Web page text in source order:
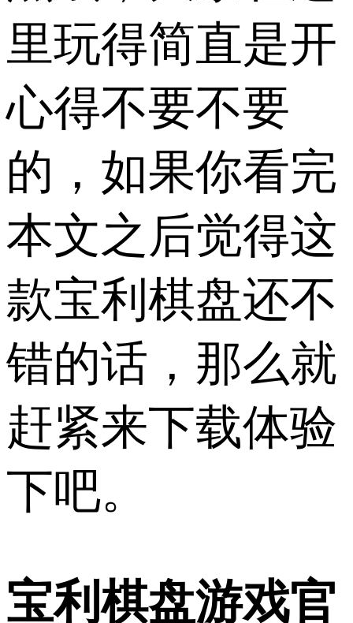
里玩得简直是开
心得不要不要
的，如果你看完
本文之后觉得这
款宝利棋盘还不
错的话，那么就
赶紧来下载体验
下吧。
宝利棋盘游戏官